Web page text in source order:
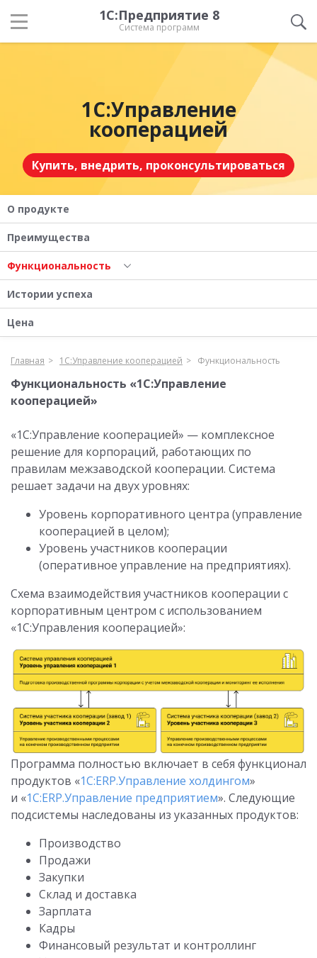
1С:Предприятие 8
Система программ
1С:Управление
кооперацией
Купить, внедрить, проконсультироваться
О продукте
Преимущества
Функциональность
Истории успеха
Цена
Главная 1С:Управление кооперацией Функциональность
Функциональность «1С:Управление
кооперацией»
«1С:Управление кооперацией» — комплексное
решение для корпораций, работающих по
правилам межзаводской кооперации. Система
решает задачи на двух уровнях:
Уровень корпоративного центра (управление
кооперацией в целом);
Уровень участников кооперации
(оперативное управление на предприятиях).
Схема взаимодействия участников кооперации с
корпоративным центром с использованием
«1С:Управления кооперацией»:
Программа полностью включает в себя функционал
продуктов «1С:ERP.Управление холдингом»
и «1С:ERP.Управление предприятием». Следующие
подсистемы наследованы из указанных продуктов:
Производство
Продажи
Закупки
Склад и доставка
Зарплата
Кадры
Финансовый результат и контроллинг